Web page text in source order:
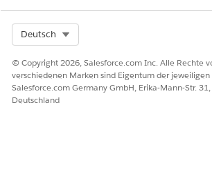
Deutsch
© Copyright 2026, Salesforce.com Inc. Alle Rechte
verschiedenen Marken sind Eigentum der jeweiligen
Salesforce.com Germany GmbH, Erika-Mann-Str.
Deutschland